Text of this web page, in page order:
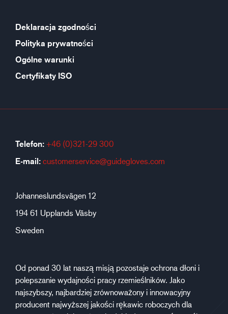
Deklaracja zgodności
Polityka prywatności
Ogólne warunki
Certyfikaty ISO
Telefon: +46 (0)321-29 300
E-mail: customerservice@guidegloves.com
Johanneslundsvägen 12
194 61 Upplands Väsby
Sweden
Od ponad 30 lat naszą misją pozostaje ochrona dłoni i
polepszanie wydajności pracy rzemieślników. Jako
najszybszy, najbardziej zrównoważony i innowacyjny
producent najwyższej jakości rękawic roboczych dla